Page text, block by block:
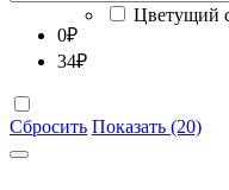
Цветущий
0₽
34₽
Сбросить Показать (20)